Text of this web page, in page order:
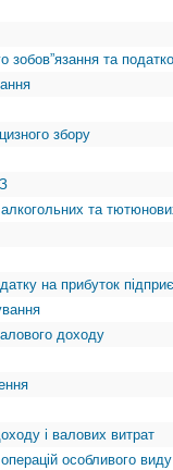
зобов”язання та
збору
та
на прибуток
доходу
і валових витрат
особливого виду